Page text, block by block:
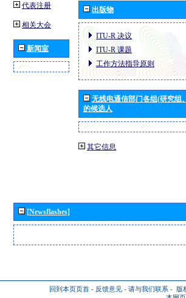
代表注册
相关大会
新闻室
出版物
ITU-R 决议
ITU-R 课题
工作方法指导原则
无线电通信部门各组(研究组
的候选人
其它信息
[Newsflashes]
回到本页页首 - 反馈意见 - 请与我们联系 - 版